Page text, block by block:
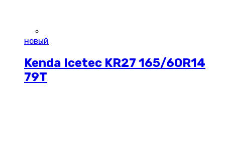
новый
Kenda Icetec KR27 165/60R14
79T